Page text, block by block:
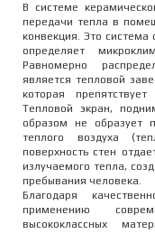
В системе
передачи тепла в
конвекция. Это система
определяет
Равномерно
является тепловой
которая
Тепловой экран,
образом не образует
теплого воздуха
поверхность стен
излучаемого тепла,
пребывания человека.
Благодаря
применению
высококлассных